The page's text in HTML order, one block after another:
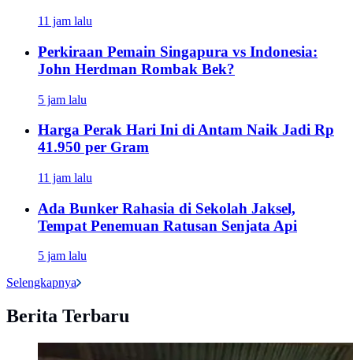
11 jam lalu
Perkiraan Pemain Singapura vs Indonesia:
John Herdman Rombak Bek?
5 jam lalu
Harga Perak Hari Ini di Antam Naik Jadi Rp
41.950 per Gram
11 jam lalu
Ada Bunker Rahasia di Sekolah Jaksel,
Tempat Penemuan Ratusan Senjata Api
5 jam lalu
Selengkapnya
Berita Terbaru